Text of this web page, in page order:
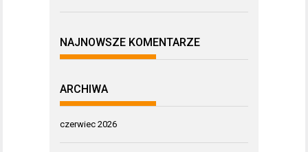
NAJNOWSZE KOMENTARZE
ARCHIWA
czerwiec 2026